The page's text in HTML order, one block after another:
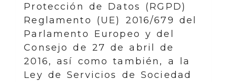
Protección de Datos (RGPD)
Reglamento (UE) 2016/679 del
Parlamento Europeo y del
Consejo de 27 de abril de
2016, así como también, a la
Ley de Servicios de Sociedad